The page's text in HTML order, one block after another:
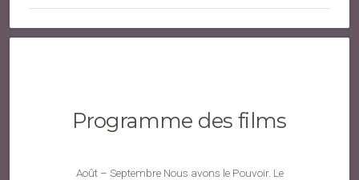
Programme des films
Août – Septembre Nous avons le Pouvoir. Le